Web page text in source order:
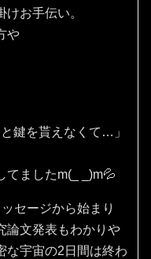
お手伝い。
や
鍵を貰えなくて…」
てましたm(_ _)m💦
セージから始まり
論文発表もわかりや
な宇宙の2日間は終わ